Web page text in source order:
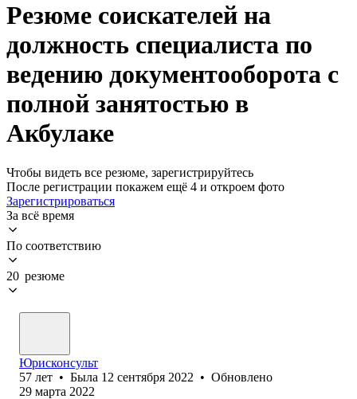
Резюме соискателей на
должность специалиста по
ведению документооборота с
полной занятостью в
Акбулаке
Чтобы видеть все резюме, зарегистрируйтесь
После регистрации покажем ещё 4 и откроем фото
Зарегистрироваться
За всё время
По соответствию
20 резюме
Юрисконсульт
57 лет • Была 12 сентября 2022 • Обновлено
29 марта 2022